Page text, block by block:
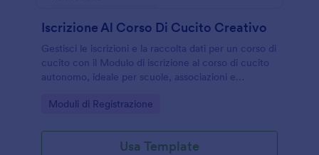
Iscrizione Al Corso Di Cucito Creativo
Gestisci le iscrizioni e la raccolta dati per un corso di
cucito con il Modulo di iscrizione al corso di cucito
autonomo, ideale per scuole, associazioni e
preferenze con Jotform.
Go to Category:
Moduli di Registrazione
Usa Template